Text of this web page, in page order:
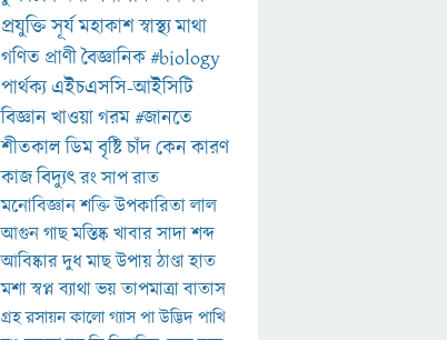
প্রযুক্তিসূর্যমহাকাশস্বাস্থ্যমাথা
গণিত প্রাণীবৈজ্ঞানিক#biology
পার্থক্য এইচএসসি-আইসিটি
বিজ্ঞানখাওয়াগরম#জানতে
শীতকালডিমবৃষ্টিচাঁদকেনকারণ
কাজবিদ্যুৎরংসাপরাত
মনোবিজ্ঞানশক্তিউপকারিতালাল
আগুনগাছমস্তিষ্কখাবারসাদাশব্দ
আবিষ্কারদুধমাছউপায়ঠাণ্ডাহাত
মশাস্বপ্নব্যাথাভয়তাপমাত্রাবাতাস
গ্রহরসায়নকালোগ্যাসপাউদ্ভিদপাখি